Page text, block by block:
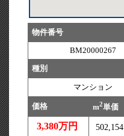
物件番号
BM20000267
種別
マンション
価格 m2単価
3,380万円